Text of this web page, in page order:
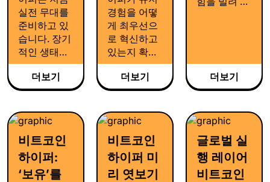
실전 무대를
준비하고 있
습니다. 장기
적인 생태계
성장을 위해
성능과 안정
성을 극대화
지갑, 브릿지,
시스템의 진
화 과정을 확
인해 보세요.
더보기
경험을 어떻
게 최우선으
로 혁신하고
있는지 확인
해 보세요. 간
소화된 지갑
부터 더 쉬워
지, 진화하는
면을 공개합
니다.
더보기
다. 압도적인
인프라 속도
와 실질적인
접 확인해 보
세요. 이어질
업데이트를
기대해 주세
요.
더보기
비트코인
하이퍼:
‘보유’를
비트코인
하이퍼 미
리 엿보기
글로벌 실
행 레이어
비트코인